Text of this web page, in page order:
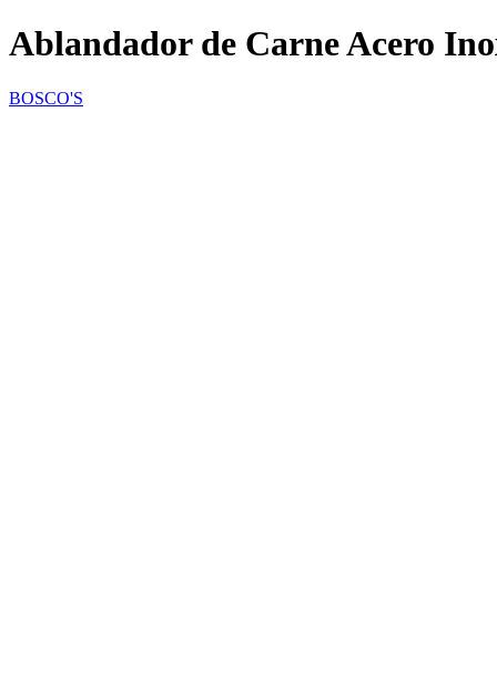
Ablandador de Carne Acero
BOSCO'S